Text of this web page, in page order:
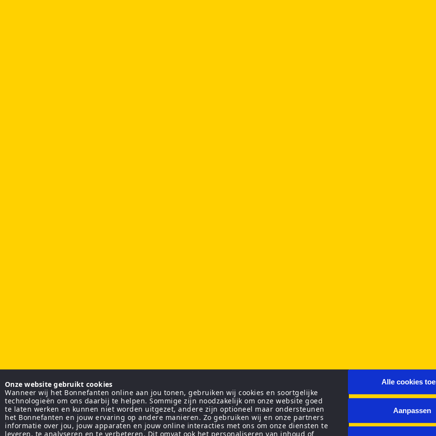
Onze website gebruikt cookies
Wanneer wij het Bonnefanten online aan jou tonen, gebruiken wij cookies en soortgelijke
technologieën om ons daarbij te helpen. Sommige zijn noodzakelijk om onze website goed
te laten werken en kunnen niet worden uitgezet, andere zijn optioneel maar ondersteunen
het Bonnefanten en jouw ervaring op andere manieren. Zo gebruiken wij en onze partners
informatie over jou, jouw apparaten en jouw online interacties met ons om onze diensten te
leveren, te analyseren en te verbeteren. Dit omvat ook het personaliseren van inhoud of
Alle cookies
Aanpassen